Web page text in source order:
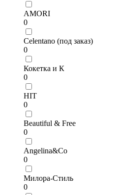
AMORI
0
Celentano (под заказ)
0
Кокетка и К
0
HIT
0
Beautiful & Free
0
Angelina&Co
0
Милора-Стиль
0